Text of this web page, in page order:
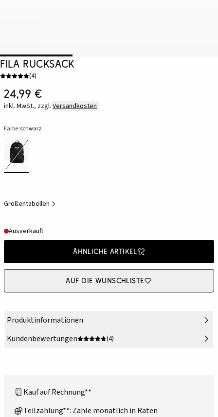
Fila Rucksack
(4)
24,99 €
inkl. MwSt., zzgl. Versandkosten
Farbe:schwarz
Größentabellen
Ausverkauft
Ähnliche Artikel
Auf die Wunschliste
Produktinformationen
Kundenbewertungen
(4)
Kauf auf Rechnung**
Teilzahlung**: Zahle monatlich in Raten